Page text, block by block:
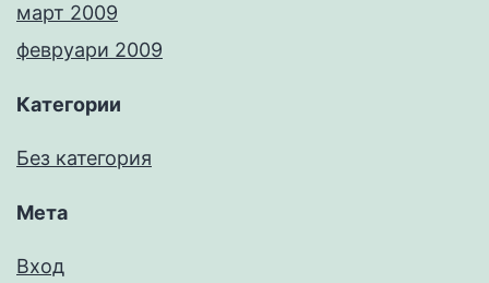
март 2009
февруари 2009
Категории
Без категория
Мета
Вход